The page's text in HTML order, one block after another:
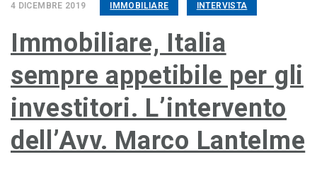
4 DICEMBRE 2019 IMMOBILIARE INTERVISTA
Immobiliare, Italia
sempre appetibile per gli
investitori. L’intervento
dell’Avv. Marco Lantelme